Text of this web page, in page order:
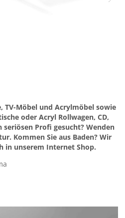
TV-Möbel und Acrylmöbel sowie
oder Acryl Rollwagen, CD,
seriösen Profi gesucht? Wenden
Kommen Sie aus Baden? Wir
in unserem Internet Shop.